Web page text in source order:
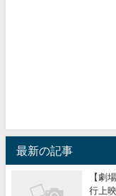
最新の記事
【劇
行上